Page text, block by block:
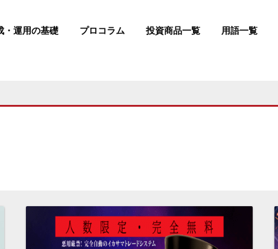
・運用の基礎 プロコラム 投資商品一覧 用語一覧